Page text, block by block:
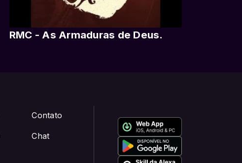
RMC - As Armaduras de Deus.
Contato
Chat